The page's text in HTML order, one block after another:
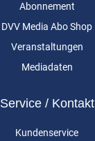
Abonnement
DVV Media Abo Shop
Veranstaltungen
Mediadaten
Service / Kontakt
Kundenservice